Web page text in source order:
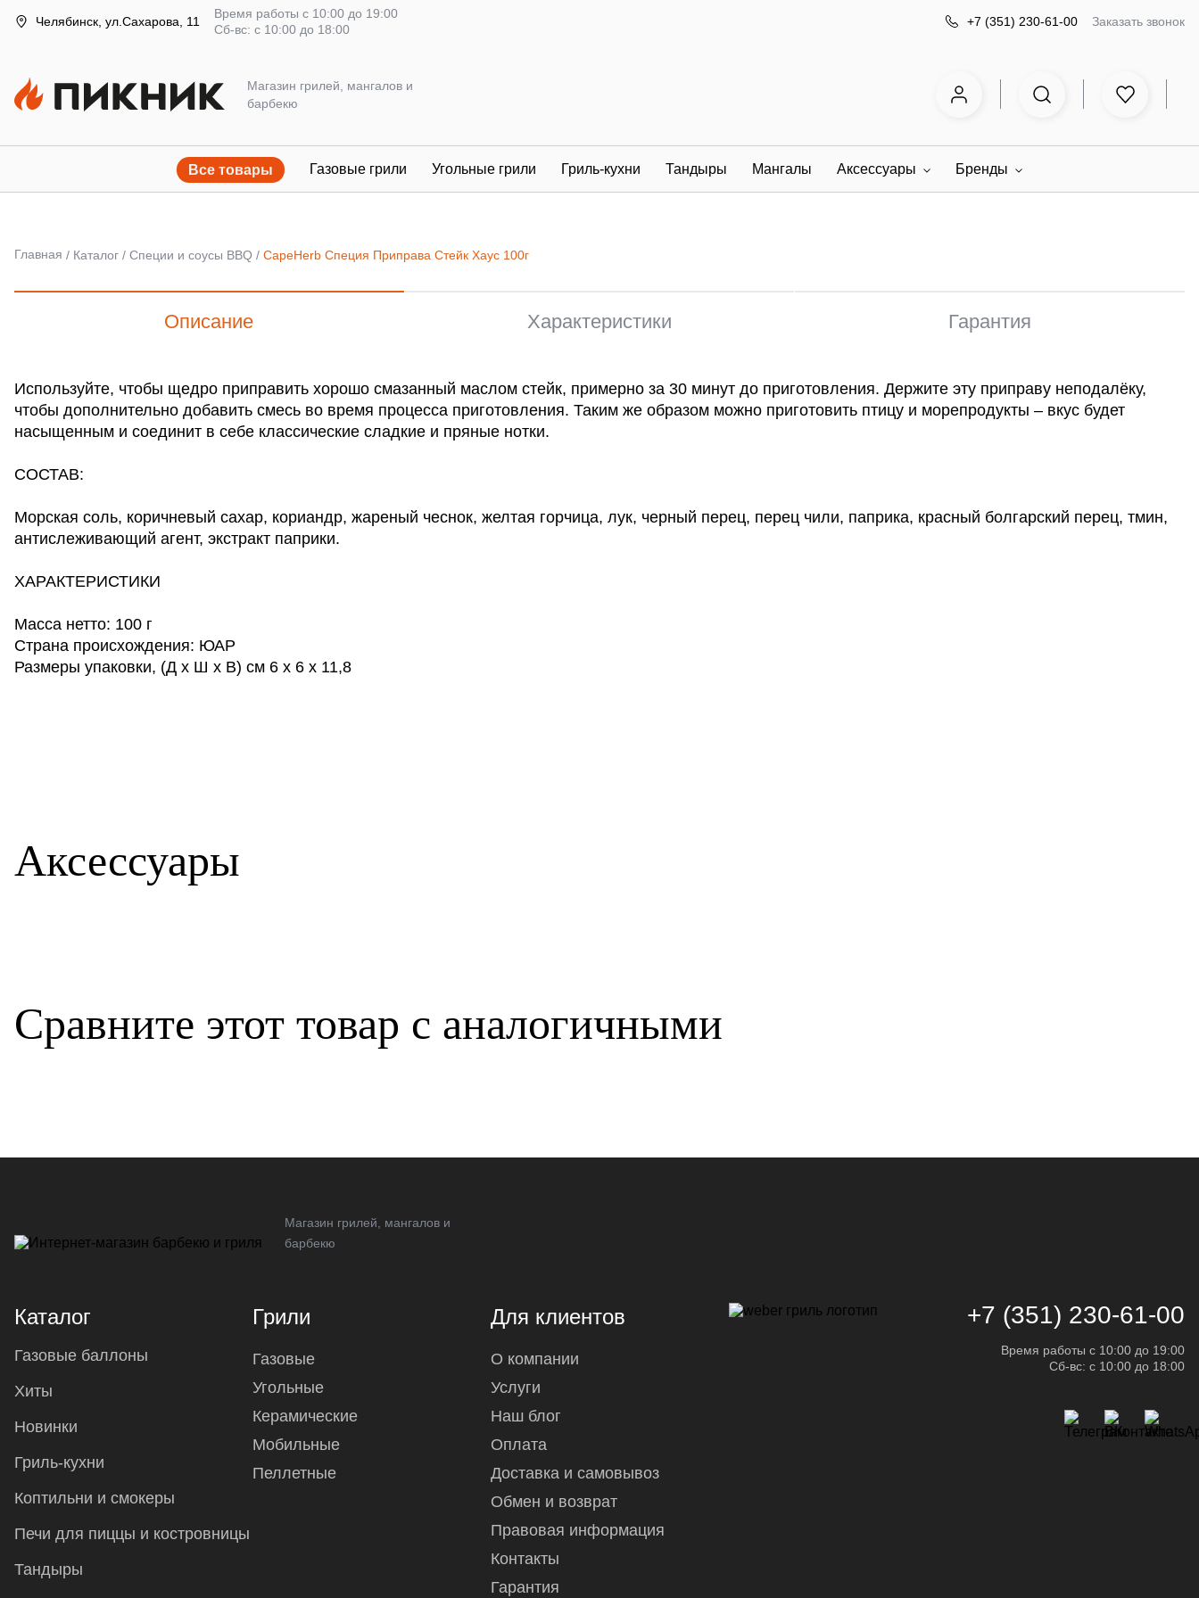
Челябинск, ул.Сахарова, 11
Время работы с 10:00 до 19:00
Сб-вс: с 10:00 до 18:00
+7 (351) 230-61-00 Заказать звонок
Магазин грилей, мангалов и
барбекю
Все товары Газовые грили Угольные грили Гриль-кухни Тандыры Мангалы Аксессуары Бренды
Главная Каталог Специи и соусы BBQ CapeHerb Специя Приправа Стейк Хаус 100г
Описание Характеристики Гарантия
Используйте, чтобы щедро приправить хорошо смазанный маслом стейк, примерно за 30 минут до приготовления. Держите эту приправу неподалёку,
чтобы дополнительно добавить смесь во время процесса приготовления. Таким же образом можно приготовить птицу и морепродукты – вкус будет
насыщенным и соединит в себе классические сладкие и пряные нотки.
СОСТАВ:
Морская соль, коричневый сахар, кориандр, жареный чеснок, желтая горчица, лук, черный перец, перец чили, паприка, красный болгарский перец, тмин,
антислеживающий агент, экстракт паприки.
ХАРАКТЕРИСТИКИ
Масса нетто: 100 г
Страна происхождения: ЮАР
Размеры упаковки, (Д x Ш x В) см 6 х 6 х 11,8
Аксессуары
Сравните этот товар с аналогичными
Магазин грилей, мангалов и
барбекю
Каталог
Газовые баллоны
Хиты
Новинки
Гриль-кухни
Коптильни и смокеры
Печи для пиццы и костровницы
Тандыры
Грили
Газовые
Угольные
Керамические
Мобильные
Пеллетные
Для клиентов
О компании
Услуги
Наш блог
Оплата
Доставка и самовывоз
Обмен и возврат
Правовая информация
Контакты
Гарантия
+7 (351) 230-61-00
Время работы с 10:00 до 19:00
Сб-вс: с 10:00 до 18:00